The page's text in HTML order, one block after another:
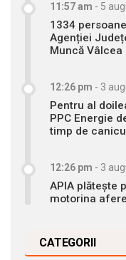
11:57 am - 5
1334
Agenției
Muncă Vâlcea
12:26 pm - 3
Pentru al
PPC Energie
timp de
12:26 pm - 3
APIA plătește
motorina
CATEGORII